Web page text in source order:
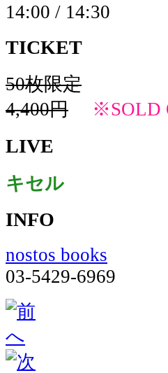
14:00 / 14:30
TICKET
50枚限定
4,400円
※SOLD
LIVE
キセル
INFO
nostos books
03-5429-6969